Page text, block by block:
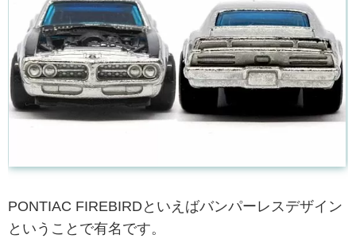
PONTIAC FIREBIRDといえばバンパーレスデザイン
ということで有名です。